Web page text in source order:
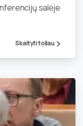
salėje
Skaityti toliau